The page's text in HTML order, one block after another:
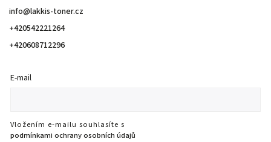
info@lakkis-toner.cz
+420542221264
+420608712296
E-mail
Vložením e-mailu souhlasíte s
podmínkami ochrany osobních údajů